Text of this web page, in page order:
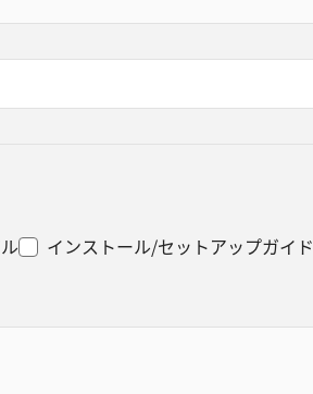
インストール/セットアップガイド